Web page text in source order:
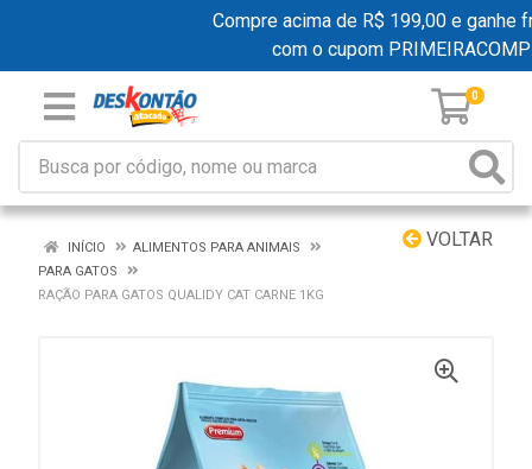
Compre acima de R$ 199,00 e ganhe
com o cupom
0
VOLTAR
INÍCIO
ALIMENTOS PARA ANIMAIS
PARA GATOS
RAÇÃO PARA GATOS QUALIDY CAT CARNE 1KG